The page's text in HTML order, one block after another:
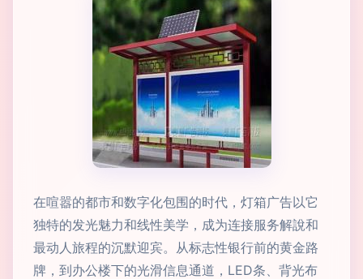
在喧嚣的都市和数字化包围的时代，灯箱广告以它
独特的发光魅力和线性美学，成为连接服务解說和
最动人旅程的沉默迎宾。从标志性银行前的黄金路
牌，到办公楼下的光滑信息通道，LED条、背光布